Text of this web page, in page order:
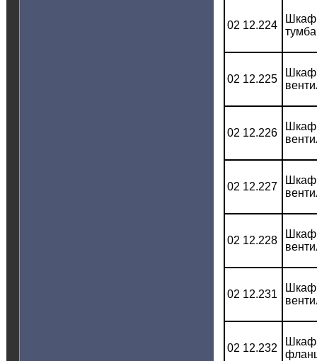
02 12.224
Шкаф
02 12.225
Шкаф
02 12.226
Шкаф
02 12.227
Шкаф
02 12.228
Шкаф
02 12.231
Шкаф
02 12.232
Шкаф